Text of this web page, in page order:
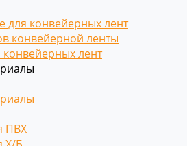
конвейерных лент
конвейерной ленты
лент
ПВХ